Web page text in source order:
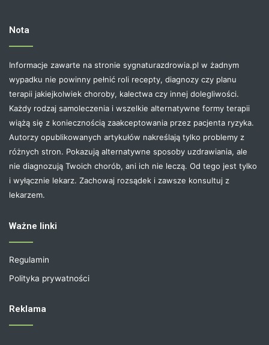
Nota
Informacje zawarte na stronie sygnaturazdrowia.pl w żadnym
wypadku nie powinny pełnić roli recepty, diagnozy czy planu
terapii jakiejkolwiek choroby, kalectwa czy innej dolegliwości.
Każdy rodzaj samoleczenia i wszelkie alternatywne formy terapii
wiążą się z koniecznością zaakceptowania przez pacjenta ryzyka.
Autorzy opublikowanych artykułów nakreślają tylko problemy z
różnych stron. Pokazują alternatywne sposoby uzdrawiania, ale
nie diagnozują Twoich chorób, ani ich nie leczą. Od tego jest tylko
i wyłącznie lekarz. Zachowaj rozsądek i zawsze konsultuj z
lekarzem.
Ważne linki
Regulamin
Polityka prywatności
Reklama